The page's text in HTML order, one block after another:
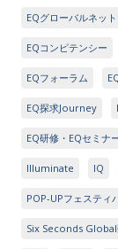
EQグローバルネッ
EQコンピテンシー
EQフォーラム
EQ探求Journey
EQ研修・EQセミナ
Illuminate IQ
POP-UPフェスティ
Six Seconds